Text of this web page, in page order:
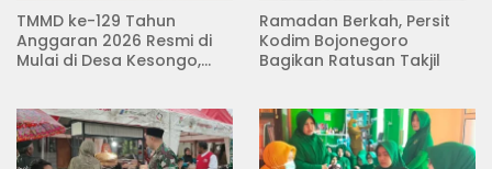
TMMD ke-129 Tahun
Anggaran 2026 Resmi di
Mulai di Desa Kesongo,
Ramadan Berkah, Persit
Kodim Bojonegoro
Bagikan Ratusan Takjil